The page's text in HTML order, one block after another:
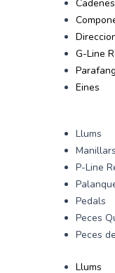
G-Line
Parafang
Eines
Llums
Manillars
P-Line
Pedals
Peces
Peces
Llums